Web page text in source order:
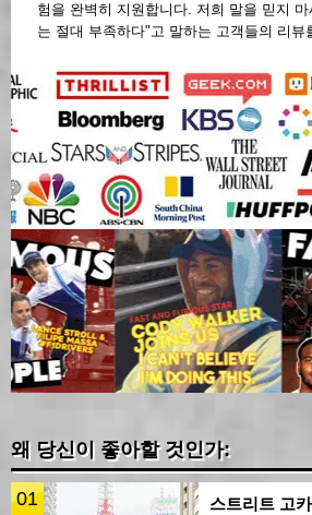
험을 완벽히 지원합니다. 저희 말을 믿지
는 절대 부족하다"고 말하는 고객들의 리뷰
왜 당신이 좋아할 것인가:
01 스트리트 고